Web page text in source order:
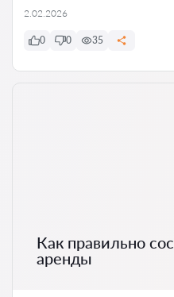
2.02.2026
0 0 35
Как правильно
аренды